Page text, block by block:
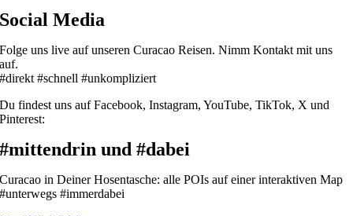
Social Media
Folge uns live auf unseren Curacao Reisen. Nimm Kontakt mit uns
auf.
#direkt #schnell #unkompliziert
Du findest uns auf Facebook, Instagram, YouTube, TikTok, X und
Pinterest:
#mittendrin und #dabei
Curacao in Deiner Hosentasche: alle POIs auf einer interaktiven Map
#unterwegs #immerdabei